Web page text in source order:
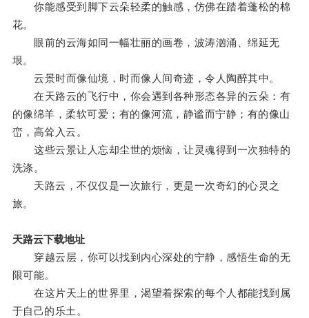
你能感受到脚下云朵轻柔的触感，仿佛在踏着蓬松的棉
花。
眼前的云海如同一幅壮丽的画卷，波涛汹涌、绵延无
垠。
云景时而像仙境，时而像人间奇迹，令人陶醉其中。
在天路云的飞行中，你会遇到各种形态各异的云朵：有
的像绵羊，柔软可爱；有的像河流，静谧而宁静；有的像山
峦，高耸入云。
这些云景让人忘却尘世的烦恼，让灵魂得到一次独特的
洗涤。
天路云，不仅仅是一次旅行，更是一次奇幻的心灵之
旅。
天路云下载地址
穿越云层，你可以找到内心深处的宁静，感悟生命的无
限可能。
在这片天上的世界里，渴望着探索的每个人都能找到属
于自己的乐土。